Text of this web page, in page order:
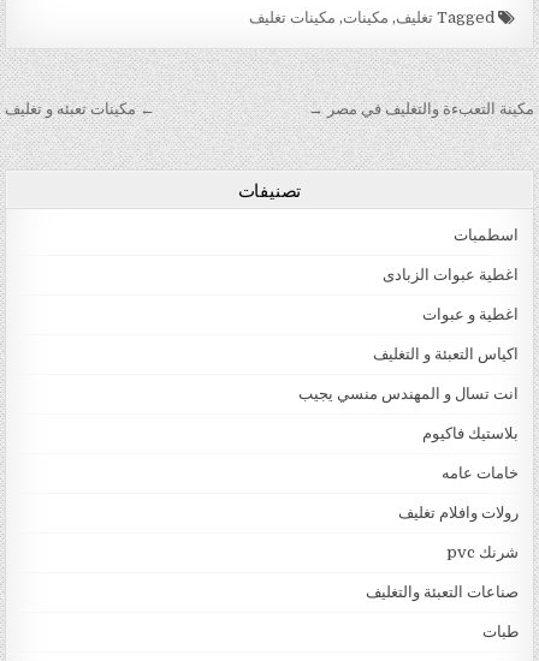
Tagged تغليف, مكينات, مكينات تغليف
تصفّح المقالات ← مكينات تعبئه و تغليف مكينة التعبءة والتغليف في مصر →
تصنيفات
اسطمبات
اغطية عبوات الزبادى
اغطية و عبوات
اكياس التعبئة و التغليف
انت تسال و المهندس منسي يجيب
بلاستيك فاكيوم
خامات عامه
رولات وافلام تغليف
شرنك pvc
صناعات التعبئة والتغليف
طبات